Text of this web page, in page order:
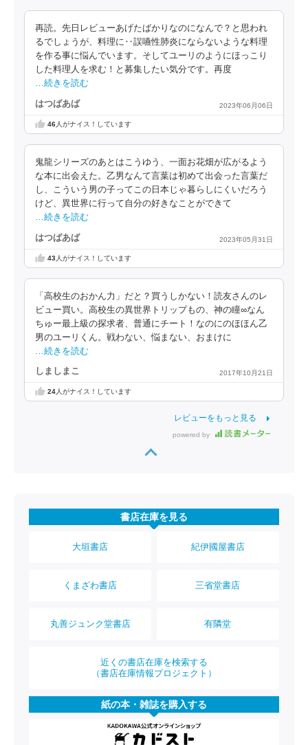
再読。先日レビューあげたばかりなのになんで？と思われ
るでしょうが、料理に‥誤嚥性肺炎にならないような料理
を作る事に悩んでいます。そしてユーリのようにほっこり
した料理人を求む！と募集したい気分です。再度
…続きを読む
はつばあば 2023年06月06日
46人がナイス！しています
鬼龍シリーズのあとはこうゆう、一面お花畑が広がるよう
な本に出会えた。乙男なんて言葉は初めて出会った言葉だ
し、こういう男の子ってこの日本じゃ暮らしにくいだろう
けど、異世界に行って自分の好きなことができて
…続きを読む
はつばあば 2023年05月31日
43人がナイス！しています
「高校生のおかん力」だと？買うしかない！読友さんのレ
ビュー買い。高校生の異世界トリップもの、神の瞳∞なん
ちゅー最上級の探求者、普通にチート！なのにのほほん乙
男のユーリくん。戦わない、悩まない、おまけに
…続きを読む
しましまこ 2017年10月21日
24人がナイス！しています
レビューをもっと見る
powered by
書店在庫を見る
大垣書店 紀伊國屋書店
くまざわ書店 三省堂書店
丸善ジュンク堂書店 有隣堂
近くの書店在庫を検索する
（書店在庫情報プロジェクト）
紙の本・雑誌を購入する